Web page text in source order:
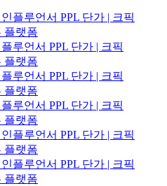
플루언서 PPL 단가 | 크픽
플랫폼
루언서 PPL 단가 | 크픽
플랫폼
루언서 PPL 단가 | 크픽
플랫폼
루언서 PPL 단가 | 크픽
플랫폼
플루언서 PPL 단가 | 크픽
플랫폼
플루언서 PPL 단가 | 크픽
플랫폼